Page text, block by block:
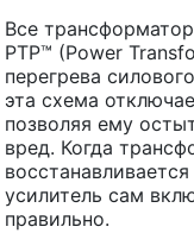
Все
PTP™ (Power
перегрева
эта схема
позволяя ему
вред. Когда
усилитель сам
правильно.